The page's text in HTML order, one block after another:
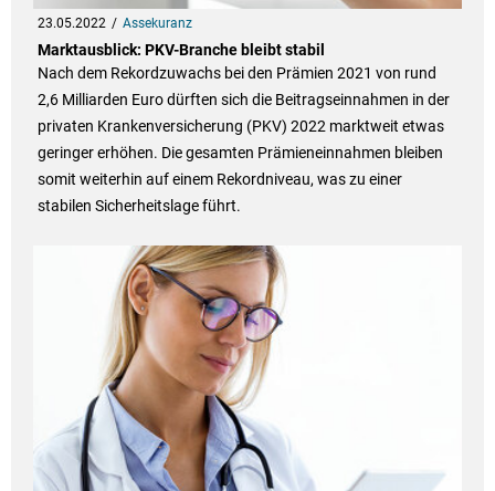
23.05.2022 Assekuranz
Marktausblick: PKV-Branche bleibt stabil
Nach dem Rekordzuwachs bei den Prämien 2021 von rund
2,6 Milliarden Euro dürften sich die Beitragseinnahmen in der
privaten Krankenversicherung (PKV) 2022 marktweit etwas
geringer erhöhen. Die gesamten Prämieneinnahmen bleiben
somit weiterhin auf einem Rekordniveau, was zu einer
stabilen Sicherheitslage führt.